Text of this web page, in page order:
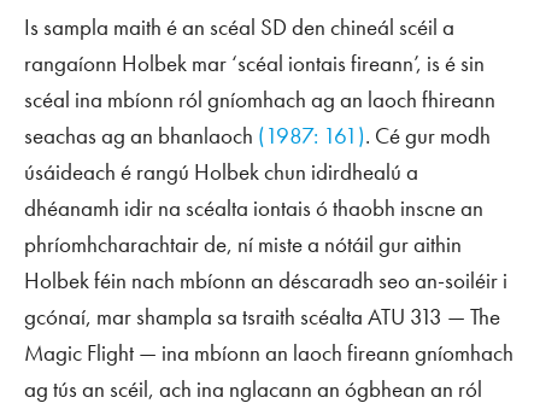
Is sampla maith é an scéal SD den chineál scéil a
rangaíonn Holbek mar ‘scéal iontais fireann’, is é sin
scéal ina mbíonn ról gníomhach ag an laoch fhireann
seachas ag an bhanlaoch (1987: 161). Cé gur modh
úsáideach é rangú Holbek chun idirdhealú a
dhéanamh idir na scéalta iontais ó thaobh inscne an
phríomhcharachtair de, ní miste a nótáil gur aithin
Holbek féin nach mbíonn an déscaradh seo an-soiléir i
gcónaí, mar shampla sa tsraith scéalta ATU 313 — The
Magic Flight — ina mbíonn an laoch fireann gníomhach
ag tús an scéil, ach ina nglacann an ógbhean an ról